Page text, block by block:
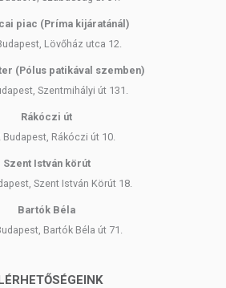
elzárva tartandó.
piac (Príma kijáratánál)
Lövőház utca 12.
(Pólus patikával szemben)
Szentmihályi út 131.
Rákóczi út
Budapest, Rákóczi út 10.
Szent István körút
Szent István Körút 18.
Bartók Béla
Bartók Béla út 71.